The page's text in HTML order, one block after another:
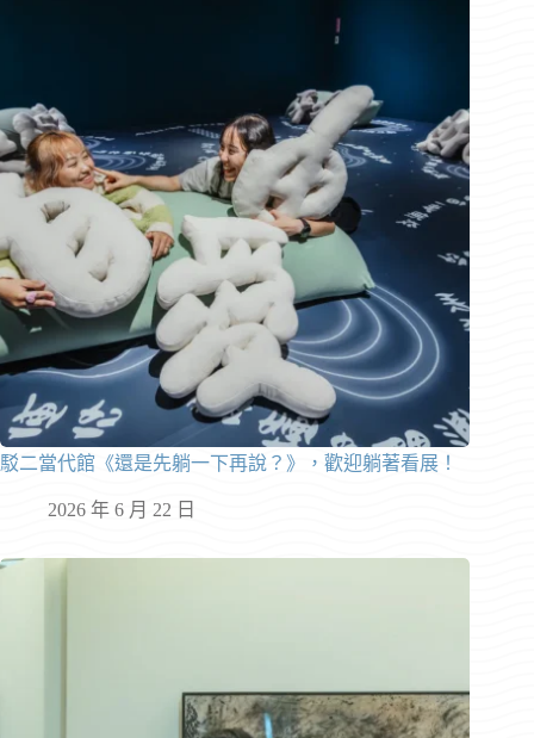
駁二當代館《還是先躺一下再說？》，歡迎躺著看展！
2026 年 6 月 22 日